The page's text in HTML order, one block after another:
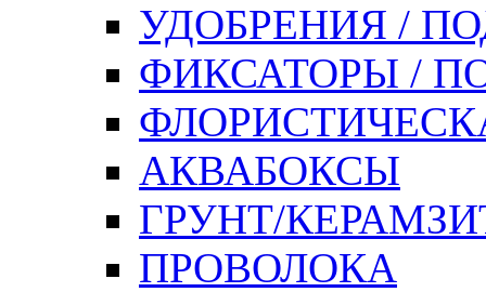
УДОБРЕНИЯ /
ФИКСАТОРЫ /
АКВАБОКСЫ
ГРУНТ/
ПРОВОЛОКА